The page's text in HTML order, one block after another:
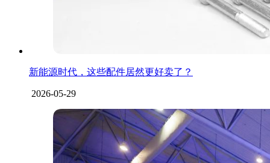
新能源时代，这些配件居然更好卖了？
2026-05-29